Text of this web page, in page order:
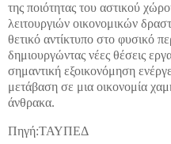
της ποιότητας του αστικού
λειτουργιών οικονομικών
θετικό αντίκτυπο στο φυσικό
δημιουργώντας νέες θέσεις
σημαντική εξοικονόμηση
μετάβαση σε μια οικονομία
άνθρακα.
Πηγή:ΤΑΥΠΕΔ